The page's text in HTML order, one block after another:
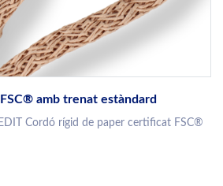
amb trenat estàndard
Cordó rígid de paper certificat FSC®